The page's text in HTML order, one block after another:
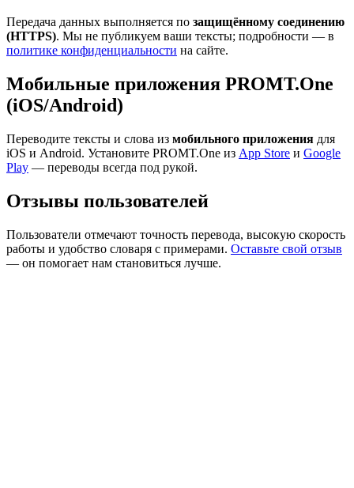
Передача данных выполняется по защищённому соединению
(HTTPS). Мы не публикуем ваши тексты; подробности — в
политике конфиденциальности на сайте.
Мобильные приложения PROMT.One
(iOS/Android)
Переводите тексты и слова из мобильного приложения для
iOS и Android. Установите PROMT.One из App Store и Google
Play — переводы всегда под рукой.
Отзывы пользователей
Пользователи отмечают точность перевода, высокую скорость
работы и удобство словаря с примерами. Оставьте свой отзыв
— он помогает нам становиться лучше.